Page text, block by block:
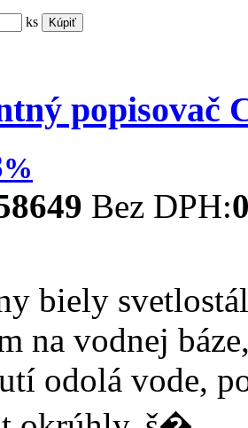
ks Kúpiť
popisovač
%
Bez DPH:
biely
na vodnej
odolá vode,